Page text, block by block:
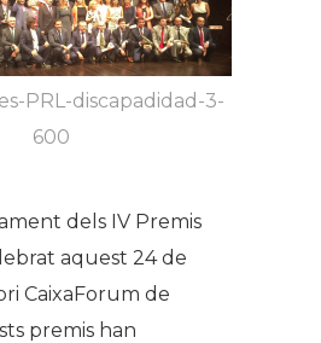
PRL-discapadidad-3-
600
dels IV Premis
aquest 24 de
CaixaForum de
premis han